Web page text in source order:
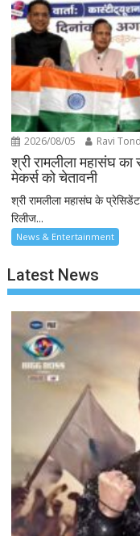
2026/08/05 Ravi
श्री रामलीला महासंघ
मेकर्स को चेतावनी
श्री रामलीला महासंघ के
रिलीज...
News & Entertainment
Latest News